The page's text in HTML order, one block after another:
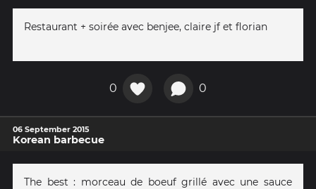
Restaurant + soirée avec benjee, claire jf et florian
0 0
06 September 2015
Korean barbecue
The best : morceau de boeuf grillé avec une sauce